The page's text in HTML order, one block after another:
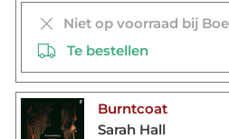
Niet op voorraad bij
Te bestellen
Burntcoat
Sarah Hall